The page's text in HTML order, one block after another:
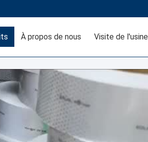
À propos de nous Visite de l'usine